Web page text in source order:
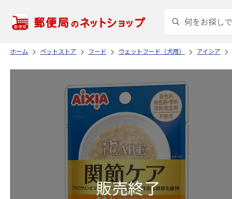
ホーム ペットストア フード ウェットフード（犬用） アイシア